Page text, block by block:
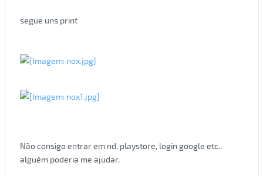
segue uns print
Não consigo entrar em nd, playstore, login google etc..
alguém poderia me ajudar.